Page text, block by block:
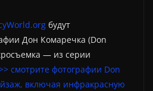
будут
Дон Комаречка (Don
— из серии
смотрите фотографии Don
включая инфракрасную